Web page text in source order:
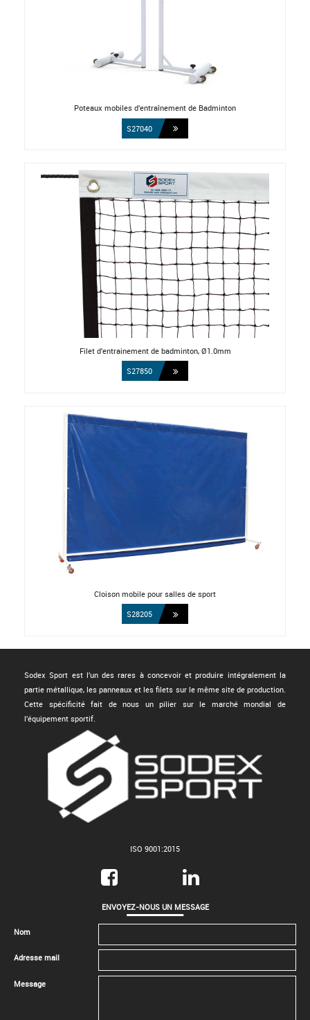
Poteaux mobiles d'entraînement de Badminton
S27040
Filet d'entrainement de badminton, Ø1.0mm
S27850
Cloison mobile pour salles de sport
S28205
Sodex Sport est l'un des rares à concevoir et produire intégralement la
partie métallique, les panneaux et les filets sur le même site de production.
Cette spécificité fait de nous un pilier sur le marché mondial de
l'équipement sportif.
ISO 9001:2015
ENVOYEZ-NOUS UN MESSAGE
Nom
Adresse mail
Message